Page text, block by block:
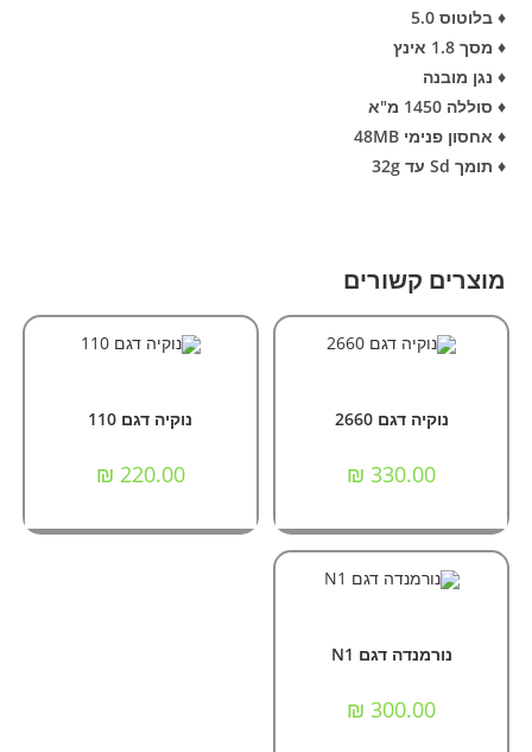
♦ בלוטוס 5.0
♦ מסך 1.8 אינץ
♦ נגן מובנה
♦ סוללה 1450 מ"א
♦ אחסון פנימי 48MB
♦ תומך Sd עד 32g
מוצרים קשורים
נוקיה דגם 2660
₪ 330.00
נוקיה דגם 110
₪ 220.00
נורמנדה דגם N1
₪ 300.00